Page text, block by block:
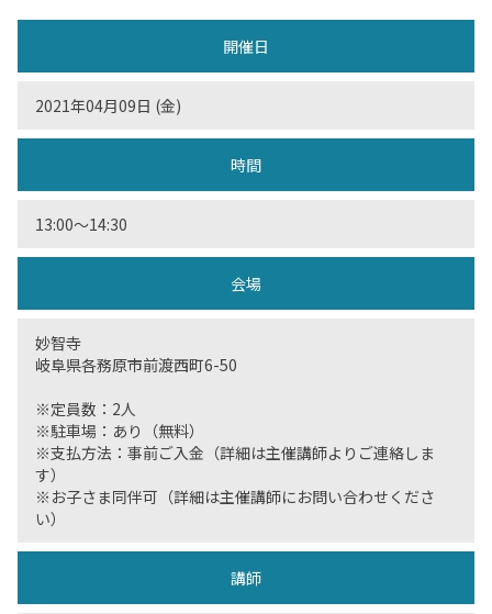
開催日
2021年04月09日 (金)
時間
13:00〜14:30
会場
妙智寺
岐阜県各務原市前渡西町6-50
※定員数：2人
※駐車場：あり（無料）
※支払方法：事前ご入金（詳細は主催講師よりご連絡しま
す）
※お子さま同伴可（詳細は主催講師にお問い合わせくださ
い）
講師